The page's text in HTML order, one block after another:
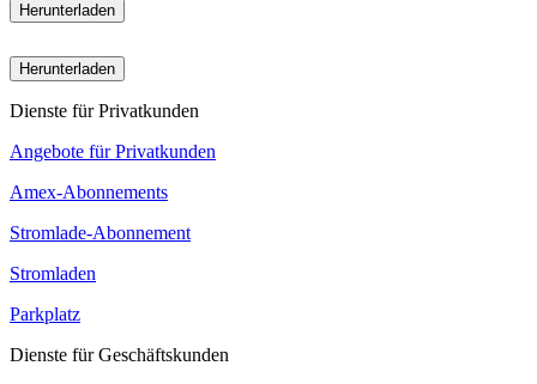
Herunterladen
Herunterladen
Dienste für Privatkunden
Angebote für Privatkunden
Amex-Abonnements
Stromlade-Abonnement
Stromladen
Parkplatz
Dienste für Geschäftskunden